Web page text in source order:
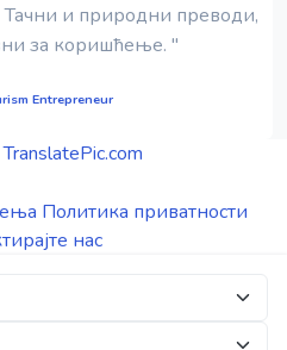
Тачни и природни преводи,
за коришћење. "
Entrepreneur
TranslatePic.com
Политика приватности
нас